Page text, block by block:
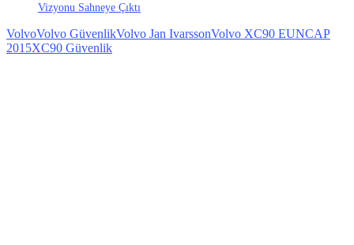
Vizyonu Sahneye Çıktı
VolvoVolvo GüvenlikVolvo Jan IvarssonVolvo XC90 EUNCAP
2015XC90 Güvenlik